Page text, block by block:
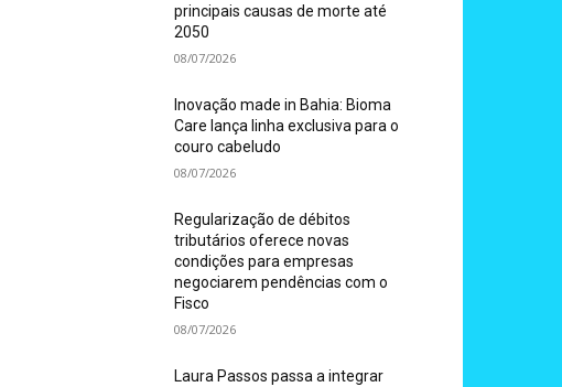
principais causas de morte até
2050
08/07/2026
Inovação made in Bahia: Bioma
Care lança linha exclusiva para o
couro cabeludo
08/07/2026
Regularização de débitos
tributários oferece novas
condições para empresas
negociarem pendências com o
Fisco
08/07/2026
Laura Passos passa a integrar